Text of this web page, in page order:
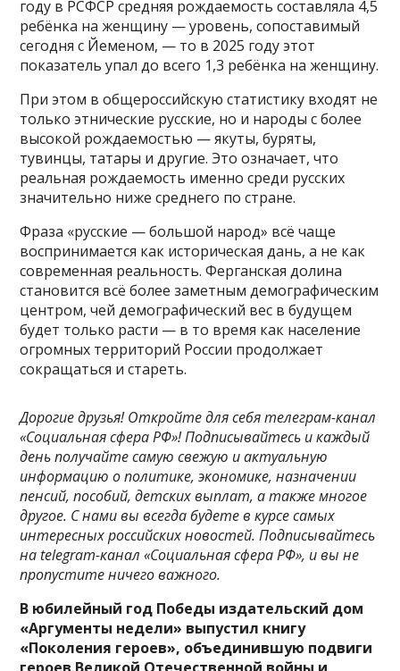
году в РСФСР средняя рождаемость составляла 4,5
ребёнка на женщину — уровень, сопоставимый
сегодня с Йеменом, — то в 2025 году этот
показатель упал до всего 1,3 ребёнка на женщину.
При этом в общероссийскую статистику входят не
только этнические русские, но и народы с более
высокой рождаемостью — якуты, буряты,
тувинцы, татары и другие. Это означает, что
реальная рождаемость именно среди русских
значительно ниже среднего по стране.
Фраза «русские — большой народ» всё чаще
воспринимается как историческая дань, а не как
современная реальность. Ферганская долина
становится всё более заметным демографическим
центром, чей демографический вес в будущем
будет только расти — в то время как население
огромных территорий России продолжает
сокращаться и стареть.
Дорогие друзья! Откройте для себя телеграм-канал
«Социальная сфера РФ»! Подписывайтесь и каждый
день получайте самую свежую и актуальную
информацию о политике, экономике, назначении
пенсий, пособий, детских выплат, а также многое
другое. С нами вы всегда будете в курсе самых
интересных российских новостей. Подписывайтесь
на telegram-канал «Социальная сфера РФ», и вы не
пропустите ничего важного.
В юбилейный год Победы издательский дом
«Аргументы недели» выпустил книгу
«Поколения героев», объединившую подвиги